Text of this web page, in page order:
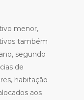
menor,
também
segundo
de
habitação
aos